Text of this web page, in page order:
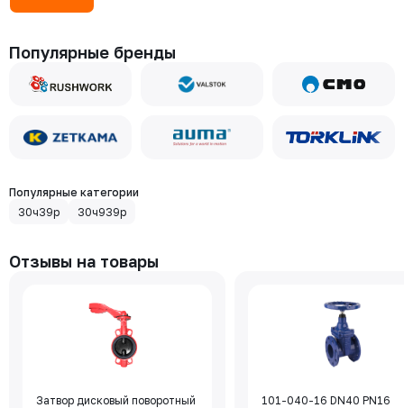
Популярные бренды
Популярные категории
30ч39р
30ч939р
Отзывы на товары
Затвор дисковый поворотный
101-040-16 DN40 PN16